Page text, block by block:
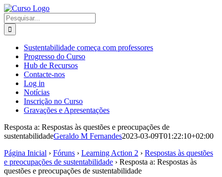
Skip
to
content
Pesquisar
Sustentabilidade começa com professores
Progresso do Curso
Hub de Recursos
Contacte-nos
Log in
Notícias
Inscrição no Curso
Gravações e Apresentações
Resposta a: Respostas às questões e preocupações de
sustentabilidadeGeraldo M Fernandes2023-03-09T01:22:10+02:00
Página Inicial › Fóruns › Learning Action 2 › Respostas às questões
e preocupações de sustentabilidade › Resposta a: Respostas às
questões e preocupações de sustentabilidade